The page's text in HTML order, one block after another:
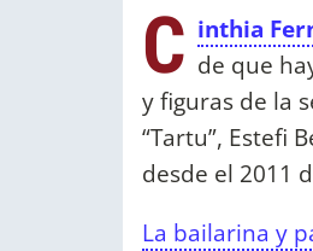
C inthia
de que
y figuras de la
“Tartu”, Estefi
desde el 2011
La bailarina y